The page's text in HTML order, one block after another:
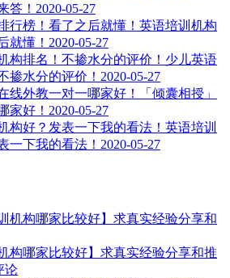
答！ 2020-05-27
英语培训机构
就懂！ 2020-05-27
少儿英语
掺水分的评价！ 2020-05-27
「倾囊相授」
家好！ 2020-05-27
英语培训
一下我的看法！ 2020-05-27
构哪家比较好】求真实经验分享和推
论